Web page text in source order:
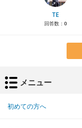
TE
回答数： 0
メニュー
初めての方へ